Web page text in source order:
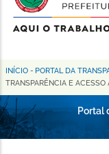
de
Horizonte
Trilha
de
navegação
INÍCIO - PORTAL DA
TRANSPARÊNCIA E
Portal